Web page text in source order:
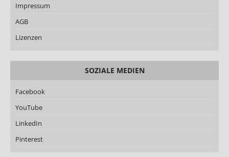
Impressum
AGB
Lizenzen
SOZIALE MEDIEN
Facebook
YouTube
LinkedIn
Pinterest